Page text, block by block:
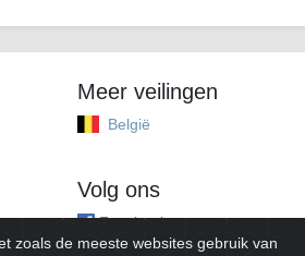
Meer veilingen
België
Volg ons
Facebook
zoals de meeste websites gebruik van